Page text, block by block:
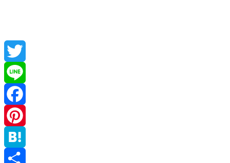
Twitter
Line
Facebook
Pinterest
Hatena